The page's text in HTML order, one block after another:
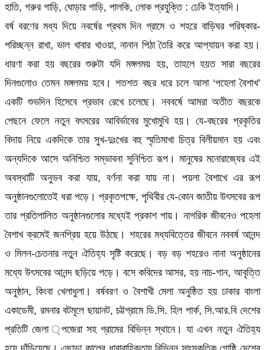
হাতি, গরুর গাড়ি, ঘোড়ার গাড়ি, পালকি, লোক প্রযুক্তি : ঢেকি ইত্যাদি।
বর্ষ বরণের মধ্য দিয়ে নবর্ষের প্রথম দিন গ্রামে ও শহরে বাড়িঘর পরিষ্কার-
পরিচ্ছন্ন রাখা, ভাল খাবার খাওয়া, নানান পিঠা তৈরি করে আপ্যায়ন করা হয়।
ধারণা করা হয় বছরের শুরুটা যদি মঙ্গলময় হয়, তাহলে হয়ত সারা বছরের
দিনগুলোও তেমন মঙ্গলময় হবে। শতশত বছর ধরে চলে আসা ‘পহেলা বৈশাখ’
একটি শুভদিন হিসেবে প্রভাব রেখে চলেছে। নববর্ষে আমরা অতীত বছরকে
পেছনে ফেলে নতুন বৎসরের আবির্ভাবের মুখোমুখি হয়। যে-বছরের প্রকৃতির
বিদায় নিয়ে একদিকে তার সুখ-দুঃখের বহু স্মৃতিমাখা চিত্র বিলীয়মান হয় এবং
অন্যদিকে আসে অনিশ্চিত সম্ভাবনা সুনিশ্চিত রূপ। মানুষের মনোরাজ্যের এই
অবস্থাটি অনুভব করা যায়, বর্ণনা করা যায় না। পয়লা বৈশাখে এর রূপ
অনুষ্ঠানগুলোতেই ধরা পড়ে। প্রকৃতপক্ষে, পৃথিবীর যে-কোন জাতীয় উৎসবের রূপ
তার প্রতিপালিত অনুষ্ঠানগুলোর মধ্যেই প্রকাশ পায়। নাগরিক জীবনেও পহেলা
বৈশাখ ক্রমেই জনপ্রিয় হয়ে উঠছে। শহরের মধ্যবিত্তের জীবনে নববর্ষ আনন্দ
ও মিলন-চেতনার নতুন ঐতিহ্য সৃষ্টি করেছে। বড় বড় শহরেও নানা অনুষ্ঠানের
মধ্যে উৎসবের আনন্দ ছড়িয়ে পড়ে। বসে কবিদের আসর, হয় নাচ-গান, আবৃত্তি
অনুষ্ঠান, কিংবা খেলাধুলা। বর্ষবরণ ও বৈশাখী মেলা অনুষ্ঠিত হয় ঢাকার বাংলা
একাডেমী, রমনার বটমূলে ছায়ানট, চট্টগ্রামে ডি.সি. হিল পার্ক, সি.আর.বি দেশের
প্রতিটি জেলা ্পজেরা সহ গ্রামের বিভিন্ন স্থানে। যা এখন নতুন ঐতিহ্য